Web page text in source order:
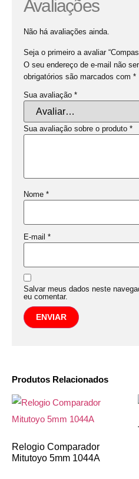
Produtos Relacionados
Relogio Comparador
Mitutoyo 5mm 1044A
Avaliações
Não há avaliações ainda.
Seja o primeiro a avaliar
O seu endereço de e-mail não
obrigatórios são marcados com *
Sua avaliação *
Sua avaliação sobre o produto *
Nome *
E-mail *
Salvar meus dados neste
eu comentar.